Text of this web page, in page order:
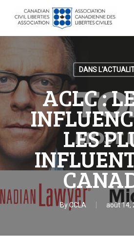
DANS
ACLC :
LES
By CCLA août 14,